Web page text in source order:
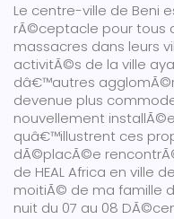
Le centre-ville de Beni
rÃ©ceptacle pour tous
massacres dans leurs
activitÃ©s de la ville
dâ€™autres
devenue plus
nouvellement
quâ€™illustrent ces
dÃ©placÃ©e
de HEAL Africa en ville
moitiÃ© de ma famille
nuit du 07 au 08